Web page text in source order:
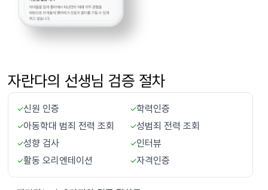
자란다의 선생님 검증 절차
신원 인증
학력인증
아동학대 범죄 전력 조회
성범죄 전력 조회
성향 검사
인터뷰
활동 오리엔테이션
자격인증